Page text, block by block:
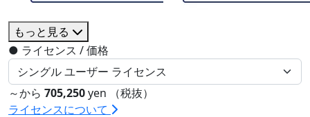
もっと見る
● ライセンス / 価格
～から 705,250yen （税抜）
ライセンスについて